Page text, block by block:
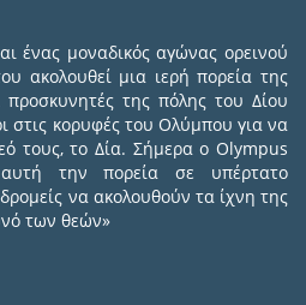
ένας μοναδικός αγώνας ορεινού
ακολουθεί μια ιερή πορεία της
προσκυνητές της πόλης του Δίου
στις κορυφές του Ολύμπου για να
τους, το Δία. Σήμερα ο Olympus
την πορεία σε υπέρτατο
να ακολουθούν τα ίχνη της
των θεών»